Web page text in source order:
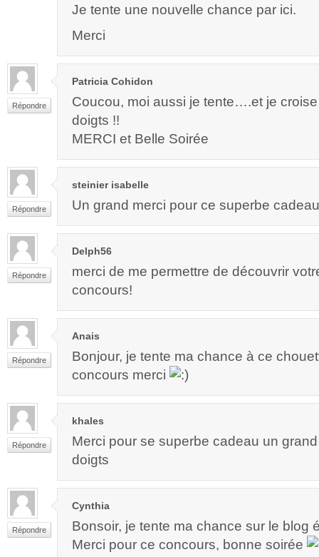
Je tente une nouvelle chance par ici.
Merci
Répondre
Patricia Cohidon
Coucou, moi aussi je tente….et je
doigts !!
MERCI et Belle Soirée
Répondre
steinier isabelle
Un grand merci pour ce superbe
Répondre
Delph56
merci de me permettre de découvrir
concours!
Répondre
Anais
Bonjour, je tente ma chance à ce
concours merci
Répondre
khales
Merci pour se superbe cadeau un
doigts
Répondre
Cynthia
Bonsoir, je tente ma chance sur le blog
Merci pour ce concours, bonne soirée